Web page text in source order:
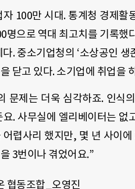
자 100만 시대. 통계청 경제
명으로 역대 최고치를 기록했
. 중소기업청의 ‘소상공인
닫고 있다. 소기업에 취업을
문제는 더욱 심각하죠. 인식
요. 사무실에 엘리베이터는
어렵사리 했지만, 몇 년 사이
3번이나 겪었어요.”